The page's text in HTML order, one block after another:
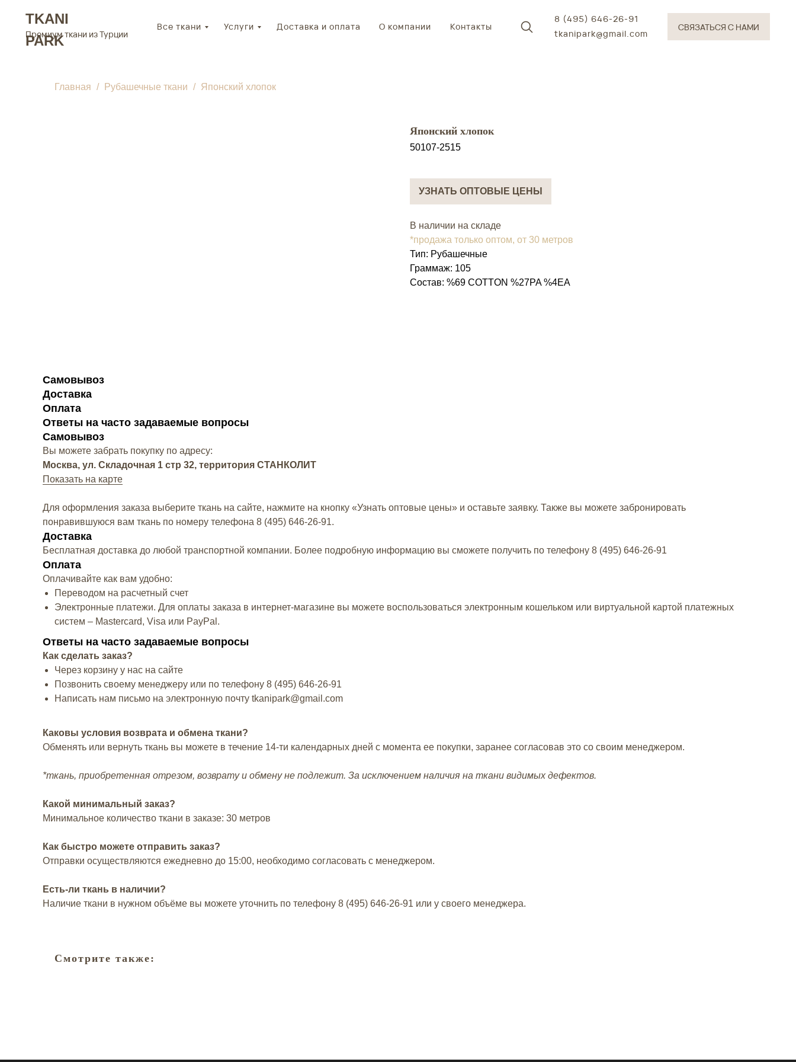
О компании
8 (495) 646-26-91
tkanipark@gmail.com
TKANI
PARK
Все ткани
Премиум ткани из Турции
Услуги Контакты
Доставка и оплата СВЯЗАТЬСЯ С НАМИ
Главная Рубашечные ткани Японский хлопок
Японский хлопок
50107-2515
УЗНАТЬ ОПТОВЫЕ ЦЕНЫ
В наличии на складе
*продажа только оптом, от 30 метров
Тип: Рубашечные
Граммаж: 105
Состав: %69 COTTON %27PA %4EA
Самовывоз
Доставка
Оплата
Ответы на часто задаваемые вопросы
Самовывоз
Вы можете забрать покупку по адресу:
Москва, ул. Складочная 1 стр 32, территория СТАНКОЛИТ
Показать на карте
Для оформления заказа выберите ткань на сайте, нажмите на кнопку «Узнать оптовые цены» и оставьте заявку. Также вы можете забронировать
понравившуюся вам ткань по номеру телефона 8 (495) 646-26-91.
Доставка
Бесплатная доставка до любой транспортной компании. Более подробную информацию вы сможете получить по телефону 8 (495) 646-26-91
Оплата
Оплачивайте как вам удобно:
Переводом на расчетный счет
Электронные платежи. Для оплаты заказа в интернет-магазине вы можете воспользоваться электронным кошельком или виртуальной картой платежных
систем – Mastercard, Visa или PayPal.
Ответы на часто задаваемые вопросы
Как сделать заказ?
Через корзину у нас на сайте
Позвонить своему менеджеру или по телефону 8 (495) 646-26-91
Написать нам письмо на электронную почту tkanipark@gmail.com
Каковы условия возврата и обмена ткани?
Обменять или вернуть ткань вы можете в течение 14-ти календарных дней с момента ее покупки, заранее согласовав это со своим менеджером.
*ткань, приобретенная отрезом, возврату и обмену не подлежит. За исключением наличия на ткани видимых дефектов.
Какой минимальный заказ?
Минимальное количество ткани в заказе: 30 метров
Как быстро можете отправить заказ?
Отправки осуществляются ежедневно до 15:00, необходимо согласовать с менеджером.
Есть-ли ткань в наличии?
Наличие ткани в нужном объёме вы можете уточнить по телефону 8 (495) 646-26-91 или у своего менеджера.
Смотрите также: